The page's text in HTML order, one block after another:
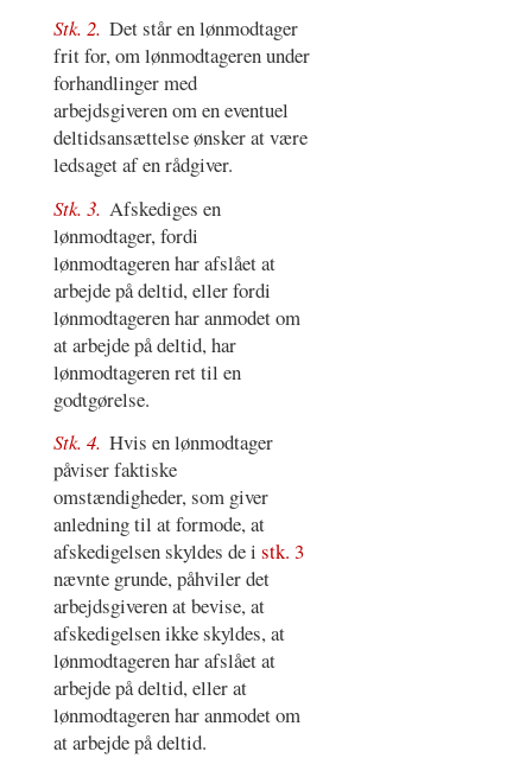
Stk. 2. Det står en lønmodtager
frit for, om lønmodtageren under
forhandlinger med
arbejdsgiveren om en eventuel
deltidsansættelse ønsker at være
ledsaget af en rådgiver.
Stk. 3. Afskediges en
lønmodtager, fordi
lønmodtageren har afslået at
arbejde på deltid, eller fordi
lønmodtageren har anmodet om
at arbejde på deltid, har
lønmodtageren ret til en
godtgørelse.
Stk. 4. Hvis en lønmodtager
påviser faktiske
omstændigheder, som giver
anledning til at formode, at
afskedigelsen skyldes de i stk. 3
nævnte grunde, påhviler det
arbejdsgiveren at bevise, at
afskedigelsen ikke skyldes, at
lønmodtageren har afslået at
arbejde på deltid, eller at
lønmodtageren har anmodet om
at arbejde på deltid.